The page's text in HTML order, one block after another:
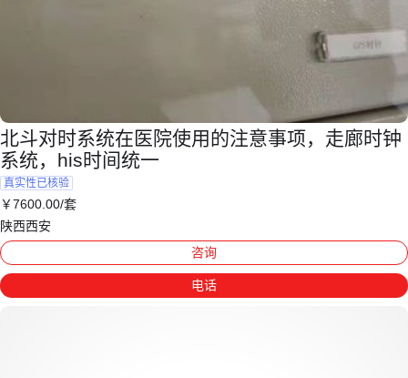
北斗对时系统在医院使用的注意事项，走廊时钟
系统，his时间统一
真实性已核验
￥7600 .00/套
陕西西安
咨询
电话